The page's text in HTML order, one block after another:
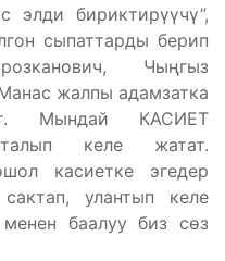
элди бириктирүүчү”,
сыпаттарды берип
Чыңгыз
жалпы адамзатка
Мындай КАСИЕТ
келе жатат.
касиетке эгедер
улантып келе
баалуу биз сөз